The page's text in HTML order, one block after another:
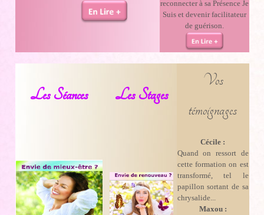
reconnecter à sa Présence Je
Suis et devenir facilitateur
de guérison.
Les Séances Les Stages
Vos
témoignages
Cécile :
Quand on ressort de
cette formation on est
transformé, tel le
papillon sortant de sa
chrysalide...
Maxou :